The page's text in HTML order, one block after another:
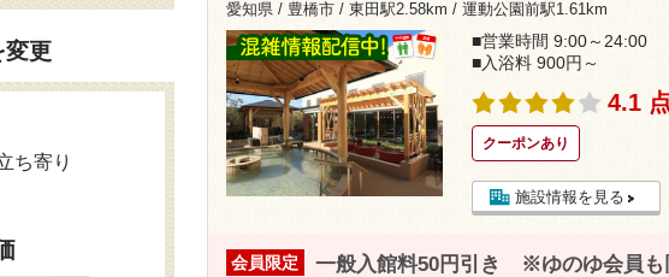
愛知県 / 豊橋市 / 東田駅2.58km / 運動公園前駅1.61km
■営業時間 9:00～24:00
■入浴料 900円～
4.1
クーポンあり
施設情報を見る
会員限定 一般入館料50円引き ※ゆのゆ会員も
変更
ち寄り